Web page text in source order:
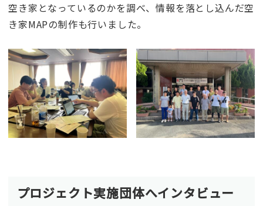
空き家となっているのかを調べ、情報を落とし込んだ空
き家MAPの制作も行いました。
プロジェクト実施団体へインタビュー